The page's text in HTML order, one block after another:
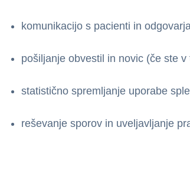
komunikacijo s pacienti in
pošiljanje obvestil in novic (če ste v
statistično spremljanje uporabe
reševanje sporov in uveljavljanje